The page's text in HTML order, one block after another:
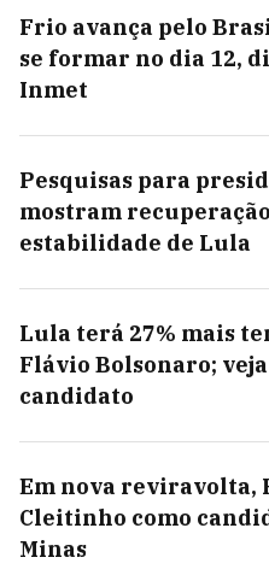
Frio avança pelo
se formar no dia 12,
Inmet
Pesquisas para
mostram
estabilidade de Lula
Lula terá 27% mais
Flávio Bolsonaro;
candidato
Em nova reviravolta,
Cleitinho como
Minas